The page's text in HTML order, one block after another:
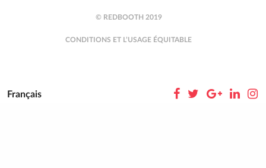
© REDBOOTH 2019
CONDITIONS ET L’USAGE ÉQUITABLE
Français